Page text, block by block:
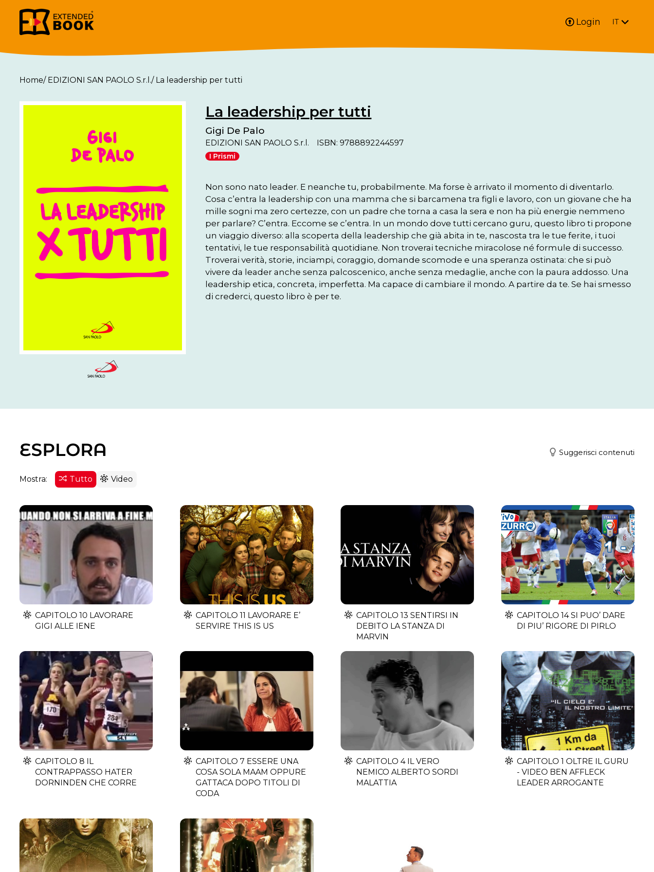
Login IT
Home/ EDIZIONI SAN PAOLO S.r.l./ La leadership per tutti
La leadership per tutti
Gigi De Palo
EDIZIONI SAN PAOLO S.r.l. ISBN: 9788892244597
I Prismi
Non sono nato leader. E neanche tu, probabilmente. Ma forse è arrivato il momento di diventarlo.
Cosa c’entra la leadership con una mamma che si barcamena tra figli e lavoro, con un giovane che ha
mille sogni ma zero certezze, con un padre che torna a casa la sera e non ha più energie nemmeno
per parlare? C’entra. Eccome se c’entra. In un mondo dove tutti cercano guru, questo libro ti propone
un viaggio diverso: alla scoperta della leadership che già abita in te, nascosta tra le tue ferite, i tuoi
tentativi, le tue responsabilità quotidiane. Non troverai tecniche miracolose né formule di successo.
Troverai verità, storie, inciampi, coraggio, domande scomode e una speranza ostinata: che si può
vivere da leader anche senza palcoscenico, anche senza medaglie, anche con la paura addosso. Una
leadership etica, concreta, imperfetta. Ma capace di cambiare il mondo. A partire da te. Se hai smesso
di crederci, questo libro è per te.
ESPLORA Suggerisci contenuti
Mostra: Tutto Video
CAPITOLO 10 LAVORARE
GIGI ALLE IENE
CAPITOLO 11 LAVORARE E’
SERVIRE THIS IS US
CAPITOLO 13 SENTIRSI IN
DEBITO LA STANZA DI
MARVIN
CAPITOLO 14 SI PUO’ DARE
DI PIU’ RIGORE DI PIRLO
CAPITOLO 8 IL
CONTRAPPASSO HATER
DORNINDEN CHE CORRE
CAPITOLO 7 ESSERE UNA
COSA SOLA MAAM OPPURE
GATTACA DOPO TITOLI DI
CODA
CAPITOLO 4 IL VERO
NEMICO ALBERTO SORDI
MALATTIA
CAPITOLO 1 OLTRE IL GURU
- VIDEO BEN AFFLECK
LEADER ARROGANTE